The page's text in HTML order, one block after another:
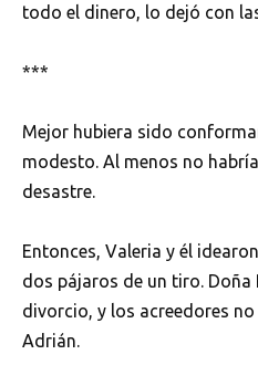
todo el dinero, lo dejó con
***
Mejor hubiera sido
modesto. Al menos no
desastre.
Entonces, Valeria y él
dos pájaros de un tiro.
divorcio, y los acreedores
Adrián.